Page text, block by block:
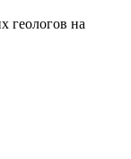
геологов на